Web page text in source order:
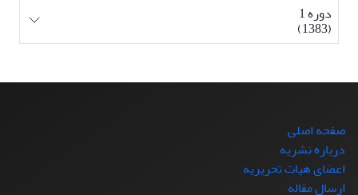
دوره 1
(1383)
صفحه اصلی
درباره نشریه
اعضای هیات تحریریه
ارسال مقاله